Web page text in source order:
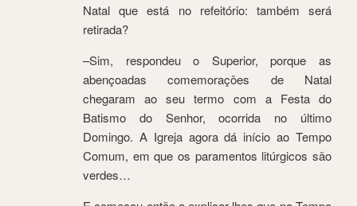
Natal que está no refeitório: também será
retirada?
–Sim, respondeu o Superior, porque as
abençoadas comemorações de Natal
chegaram ao seu termo com a Festa do
Batismo do Senhor, ocorrida no último
Domingo. A Igreja agora dá início ao Tempo
Comum, em que os paramentos litúrgicos são
verdes…